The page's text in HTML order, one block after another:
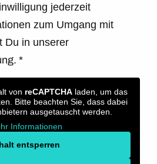
jederzeit
zum Umgang mit
Du in unserer
*
von reCAPTCHAladen, um das
Bitte beachten Sie, dass dabei
ausgetauscht werden.
Informationen
entsperren